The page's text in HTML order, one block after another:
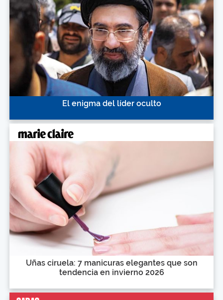
El enigma del líder oculto
Uñas ciruela: 7 manicuras elegantes que son
tendencia en invierno 2026